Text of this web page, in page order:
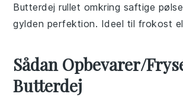
Butterdej rullet omkring saftige
gylden perfektion. Ideel til frokost
Sådan Opbevarer/
Butterdej